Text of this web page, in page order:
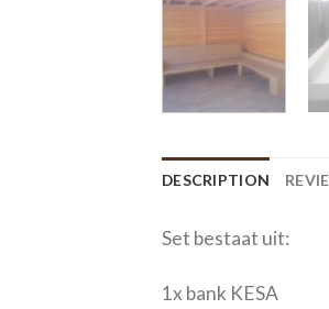
DESCRIPTION
Set bestaat uit:
1x bank KESA